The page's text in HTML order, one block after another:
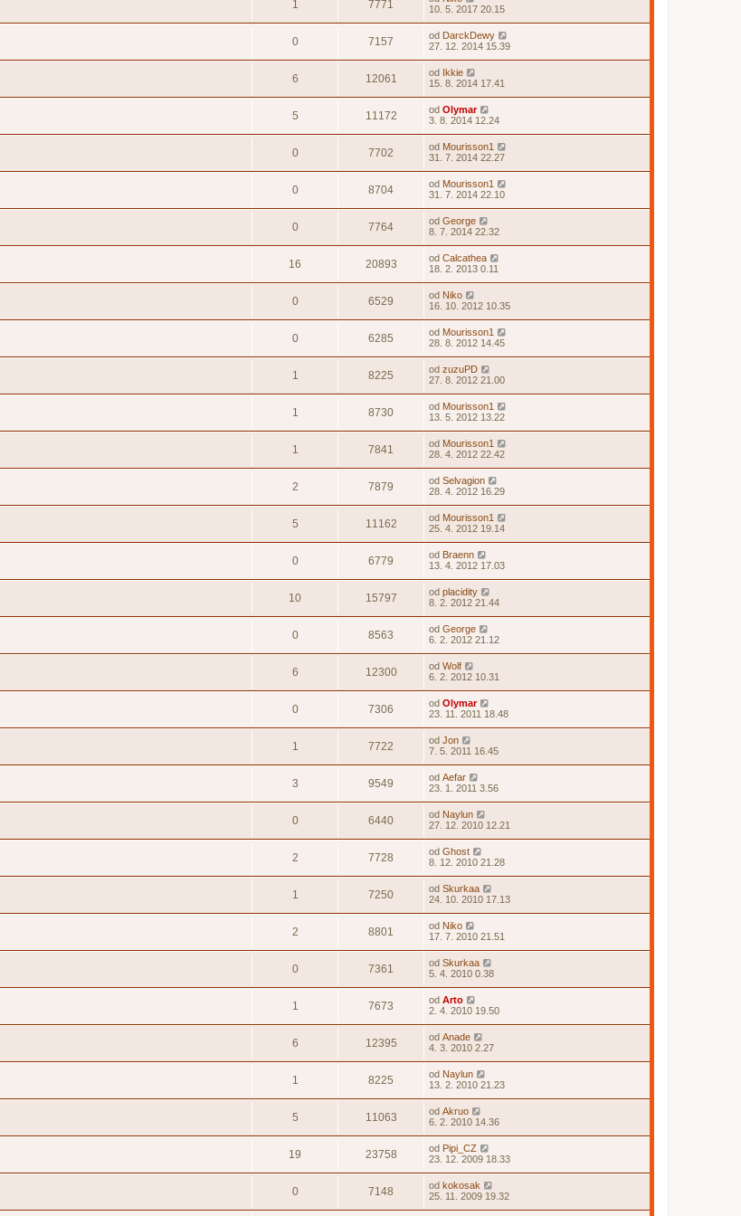
1 7771
10. 5. 2017 20.15
0 7157 od DarckDewy
27. 12. 2014 15.39
6 12061 od Ikkie
15. 8. 2014 17.41
5 11172 od Olymar
3. 8. 2014 12.24
0 7702 od Mourisson1
31. 7. 2014 22.27
0 8704 od Mourisson1
31. 7. 2014 22.10
0 7764 od George
8. 7. 2014 22.32
16 20893 od Calcathea
18. 2. 2013 0.11
0 6529 od Niko
16. 10. 2012 10.35
0 6285 od Mourisson1
28. 8. 2012 14.45
1 8225 od zuzuPD
27. 8. 2012 21.00
1 8730 od Mourisson1
13. 5. 2012 13.22
1 7841 od Mourisson1
28. 4. 2012 22.42
2 7879 od Selvagion
28. 4. 2012 16.29
5 11162 od Mourisson1
25. 4. 2012 19.14
0 6779 od Braenn
13. 4. 2012 17.03
10 15797 od placidity
8. 2. 2012 21.44
0 8563 od George
6. 2. 2012 21.12
6 12300 od Wolf
6. 2. 2012 10.31
0 7306 od Olymar
23. 11. 2011 18.48
1 7722 od Jon
7. 5. 2011 16.45
3 9549 od Aefar
23. 1. 2011 3.56
0 6440 od Naylun
27. 12. 2010 12.21
2 7728 od Ghost
8. 12. 2010 21.28
1 7250 od Skurkaa
24. 10. 2010 17.13
2 8801 od Niko
17. 7. 2010 21.51
0 7361 od Skurkaa
5. 4. 2010 0.38
1 7673 od Arto
2. 4. 2010 19.50
6 12395 od Anade
4. 3. 2010 2.27
1 8225 od Naylun
13. 2. 2010 21.23
5 11063 od Akruo
6. 2. 2010 14.36
19 23758 od Pipi_CZ
23. 12. 2009 18.33
0 7148 od kokosak
25. 11. 2009 19.32